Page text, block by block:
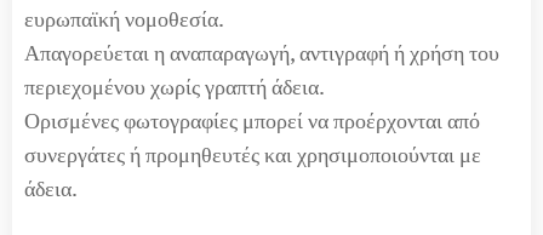
ευρωπαϊκή νομοθεσία.
Απαγορεύεται η αναπαραγωγή, αντιγραφή ή χρήση του
περιεχομένου χωρίς γραπτή άδεια.
Ορισμένες φωτογραφίες μπορεί να προέρχονται από
συνεργάτες ή προμηθευτές και χρησιμοποιούνται με
άδεια.